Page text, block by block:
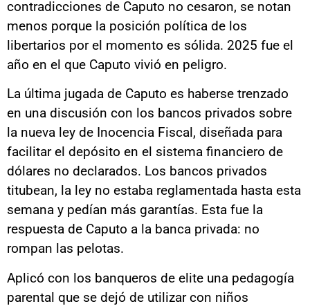
contradicciones de Caputo no cesaron, se notan
menos porque la posición política de los
libertarios por el momento es sólida. 2025 fue el
año en el que Caputo vivió en peligro.
La última jugada de Caputo es haberse trenzado
en una discusión con los bancos privados sobre
la nueva ley de Inocencia Fiscal, diseñada para
facilitar el depósito en el sistema financiero de
dólares no declarados. Los bancos privados
titubean, la ley no estaba reglamentada hasta esta
semana y pedían más garantías. Esta fue la
respuesta de Caputo a la banca privada: no
rompan las pelotas.
Aplicó con los banqueros de elite una pedagogía
parental que se dejó de utilizar con niños